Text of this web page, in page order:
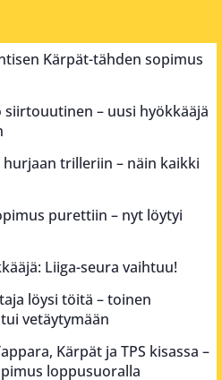
Kärpät-tähden sopimus
siirtouutinen – uusi hyökkääjä
trilleriin – näin kaikki
purettiin – nyt löytyi
Liiga-seura vaihtuu!
löysi töitä – toinen
vetäytymään
Kärpät ja TPS kisassa –
loppusuoralla